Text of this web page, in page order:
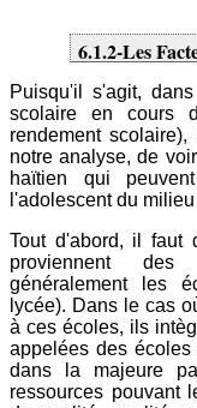
6.1.2-Les
Puisqu'il s'agit,
scolaire en cours
rendement
notre analyse, de
haïtien qui
l'adolescent du
Tout d'abord, il faut
proviennent des
généralement les
lycée). Dans le cas
à ces écoles, ils
appelées des
dans la majeure
ressources pouvant